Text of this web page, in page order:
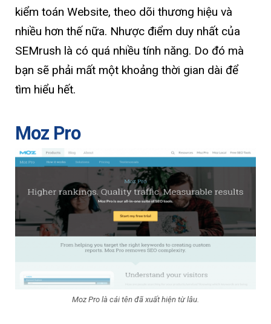
kiểm toán Website, theo dõi thương hiệu và
nhiều hơn thế nữa. Nhược điểm duy nhất của
SEMrush là có quá nhiều tính năng. Do đó mà
bạn sẽ phải mất một khoảng thời gian dài để
tìm hiểu hết.
Moz Pro
Moz Pro là cái tên đã xuất hiện từ lâu.